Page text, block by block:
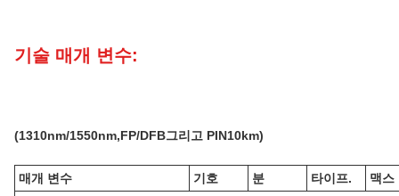
기술 매개 변수:
(1310nm/1550nm,FP/DFB그리고 PIN10km)
매개 변수 기호 분 타이프.
맥스